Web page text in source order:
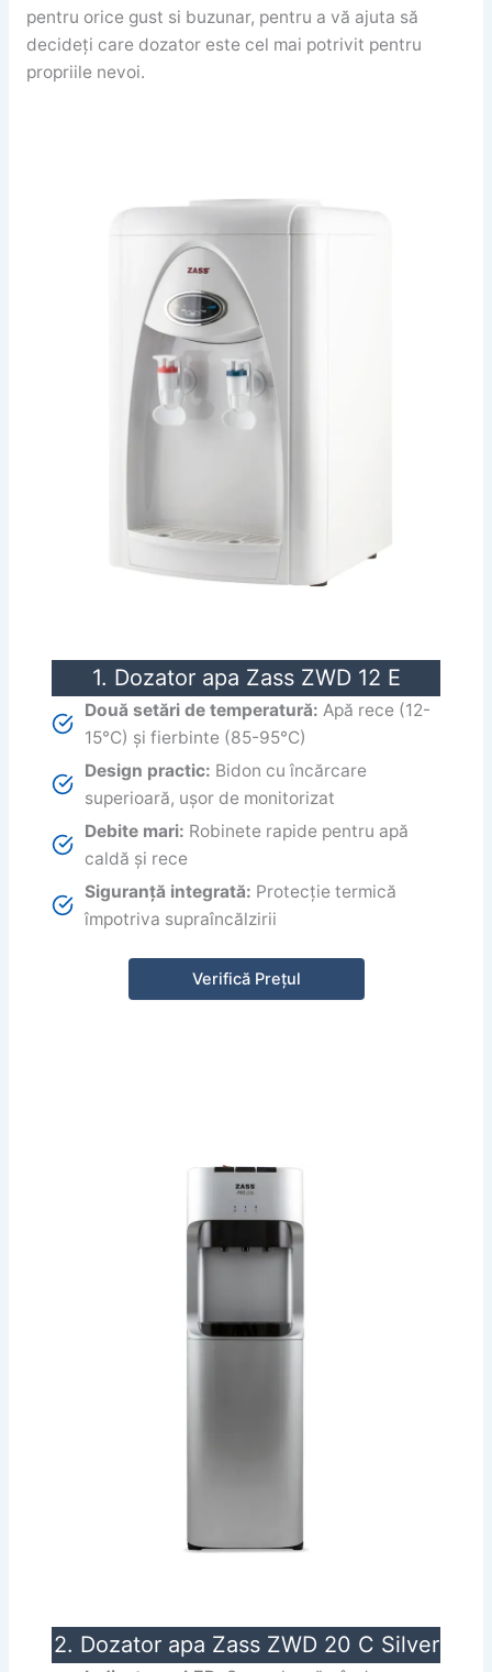
pentru orice gust si buzunar, pentru a vă ajuta să
decideți care dozator este cel mai potrivit pentru
propriile nevoi.
1. Dozator apa Zass ZWD 12 E
Două setări de temperatură: Apă rece (12-
15°C) și fierbinte (85-95°C)
Design practic: Bidon cu încărcare
superioară, ușor de monitorizat
Debite mari: Robinete rapide pentru apă
caldă și rece
Siguranță integrată: Protecție termică
împotriva supraîncălzirii
Verifică Prețul
2. Dozator apa Zass ZWD 20 C Silver